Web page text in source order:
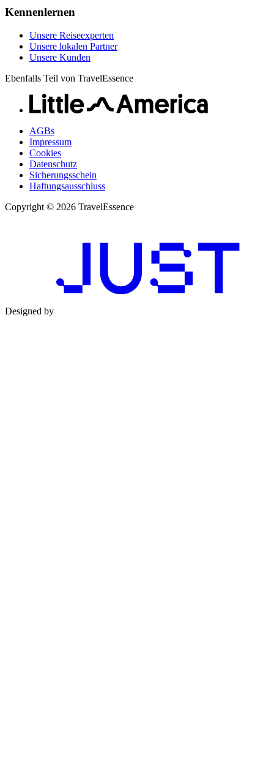
Kennenlernen
Unsere Reiseexperten
Unsere lokalen Partner
Unsere Kunden
Ebenfalls Teil von TravelEssence
AGBs
Impressum
Cookies
Datenschutz
Sicherungsschein
Haftungsausschluss
Copyright © 2026 TravelEssence
Designed by